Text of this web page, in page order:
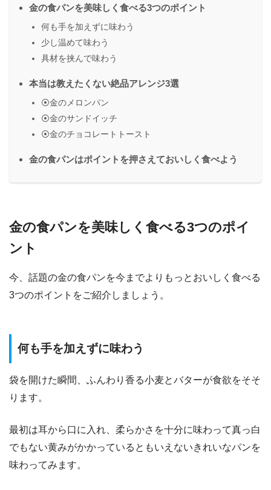
金の食パンを美味しく食べる3つのポイント
何も手を加えずに味わう
少し温めて味わう
具材を挟んで味わう
本当は教えたくない絶品アレンジ3選
⦿金のメロンパン
⦿金のサンドイッチ
⦿金のチョコレートトースト
金の食パンはポイントを押さえておいしく食べよう
金の食パンを美味しく食べる3つのポイ
ント
今、話題の金の食パンを今までよりもっとおいしく食べる
3つのポイントをご紹介しましょう。
何も手を加えずに味わう
袋を開けた瞬間、ふんわり香る小麦とバターが食欲をそそ
ります。
最初は耳から口に入れ、柔らかさを十分に味わって真っ白
でもない黄みがかかっているともいえないきれいなパンを
味わってみます。